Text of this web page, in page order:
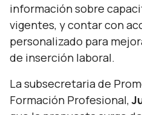
información sobre
vigentes, y contar con
personalizado para
de inserción laboral.
La subsecretaria de
Formación Profesional,